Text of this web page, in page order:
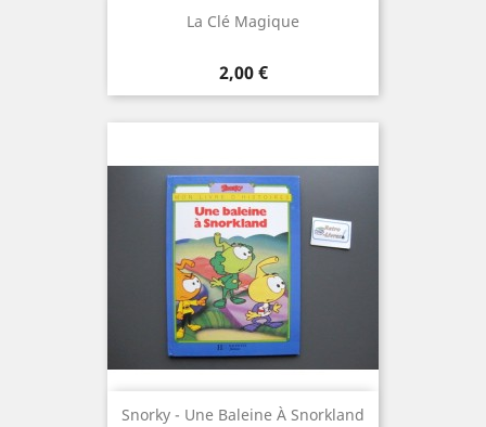
La Clé Magique
Prix
2,00 €
Snorky - Une Baleine À Snorkland